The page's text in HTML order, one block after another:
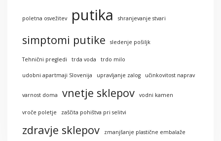
poletna osvežitev putika shranjevanje stvari
simptomi putike sledenje pošiljk
Tehnični pregledi trda voda trdo milo
udobni apartmaji Slovenija upravljanje zalog učinkovitost naprav
varnost doma vnetje sklepov vodni kamen
vroče poletje zaščita pohištva pri selitvi
zdravje sklepov zmanjšanje plastične embalaže